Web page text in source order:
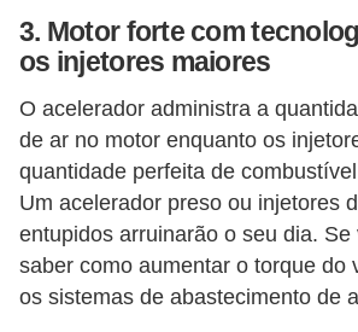
3. Motor forte com
os injetores maiores
O acelerador administra a
de ar no motor enquanto os
quantidade perfeita de
Um acelerador preso ou injetores
entupidos arruinarão o seu dia. Se
saber como aumentar o torque do
os sistemas de abastecimento de
o
b
e
o
t
r
â
n